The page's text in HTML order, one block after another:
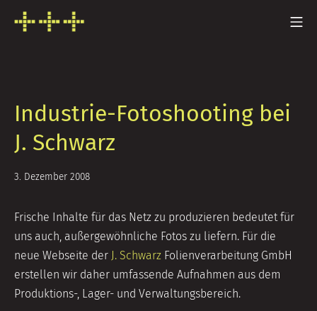
Inhalt
Industrie-Fotoshooting bei
J. Schwarz
3. Dezember 20085.
Frische Inhalte für das Netz zu produzieren bedeutet für
uns auch, außergewöhnliche Fotos zu liefern. Für die
neue Webseite der J. Schwarz Folienverarbeitung GmbH
erstellen wir daher umfassende Aufnahmen aus dem
Produktions-, Lager- und Verwaltungsbereich.